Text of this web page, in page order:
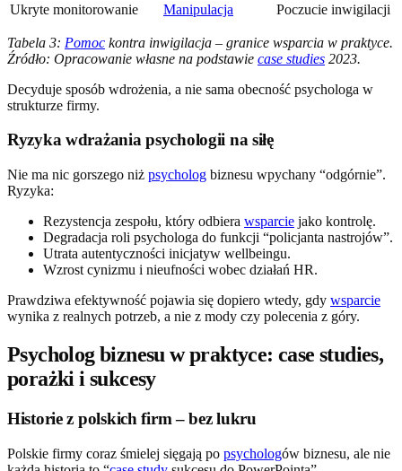
Ukryte monitorowanie
Manipulacja Poczucie inwigilacji
Tabela 3: Pomoc kontra inwigilacja – granice wsparcia w praktyce.
Źródło: Opracowanie własne na podstawie case studies 2023.
Decyduje sposób wdrożenia, a nie sama obecność psychologa w
strukturze firmy.
Ryzyka wdrażania psychologii na siłę
Nie ma nic gorszego niż psycholog biznesu wpychany “odgórnie”.
Ryzyka:
Rezystencja zespołu, który odbiera wsparcie jako kontrolę.
Degradacja roli psychologa do funkcji “policjanta nastrojów”.
Utrata autentyczności inicjatyw wellbeingu.
Wzrost cynizmu i nieufności wobec działań HR.
Prawdziwa efektywność pojawia się dopiero wtedy, gdy wsparcie
wynika z realnych potrzeb, a nie z mody czy polecenia z góry.
Psycholog biznesu w praktyce: case studies,
porażki i sukcesy
Historie z polskich firm – bez lukru
Polskie firmy coraz śmielej sięgają po psychologów biznesu, ale nie